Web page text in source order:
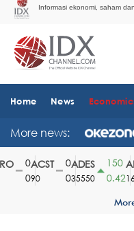
Informasi ekonomi, saham
Home News
More news:
ACST
90
ADES
35550
150
0.42164